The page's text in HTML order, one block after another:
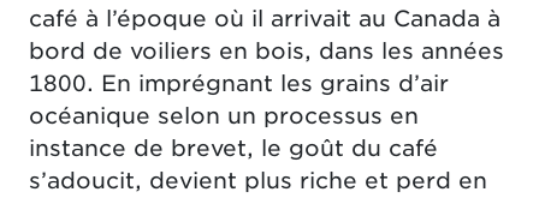
café à l’époque où il arrivait au Canada à
bord de voiliers en bois, dans les années
1800. En imprégnant les grains d’air
océanique selon un processus en
instance de brevet, le goût du café
s’adoucit, devient plus riche et perd en